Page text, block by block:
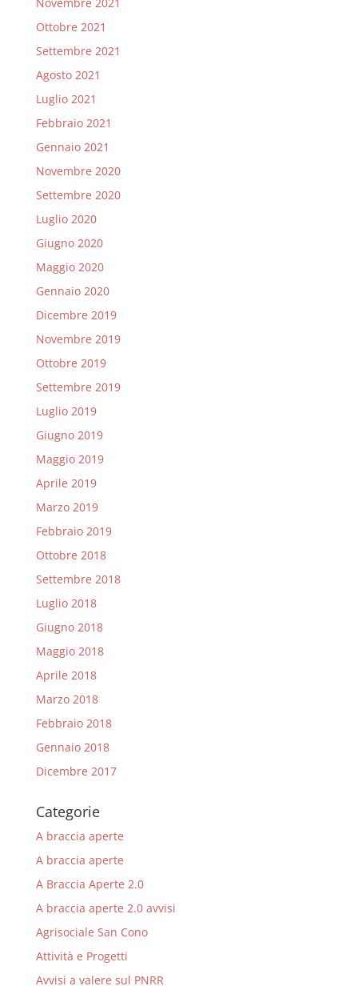
Ottobre 2021
Settembre 2021
Agosto 2021
Luglio 2021
Febbraio 2021
Gennaio 2021
Novembre 2020
Settembre 2020
Luglio 2020
Giugno 2020
Maggio 2020
Gennaio 2020
Dicembre 2019
Novembre 2019
Ottobre 2019
Settembre 2019
Luglio 2019
Giugno 2019
Maggio 2019
Aprile 2019
Marzo 2019
Febbraio 2019
Ottobre 2018
Settembre 2018
Luglio 2018
Giugno 2018
Maggio 2018
Aprile 2018
Marzo 2018
Febbraio 2018
Gennaio 2018
Dicembre 2017
Categorie
A braccia aperte
A braccia aperte
A Braccia Aperte 2.0
A braccia aperte 2.0 avvisi
Agrisociale San Cono
Attività e Progetti
Avvisi a valere sul PNRR